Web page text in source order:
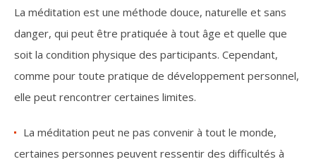
La méditation est une méthode douce, naturelle et sans
danger, qui peut être pratiquée à tout âge et quelle que
soit la condition physique des participants. Cependant,
comme pour toute pratique de développement personnel,
elle peut rencontrer certaines limites.
La méditation peut ne pas convenir à tout le monde,
certaines personnes peuvent ressentir des difficultés à